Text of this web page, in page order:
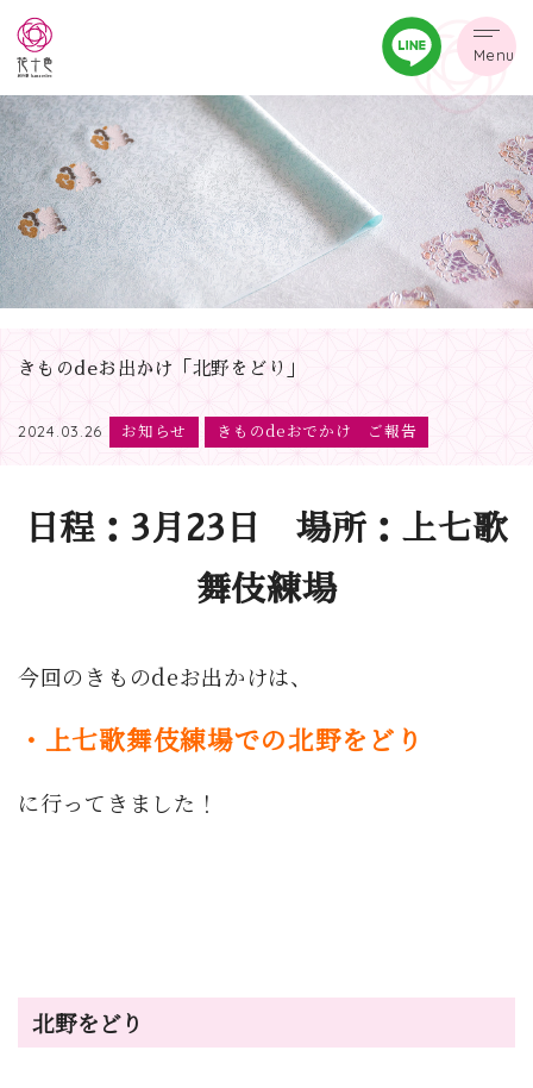
Menu
きものdeお出かけ「北野をどり」
2024.03.26 お知らせ きものdeおでかけ ご報告
日程：3月23日 場所：上七歌
舞伎練場
今回のきものdeお出かけは、
・上七歌舞伎練場での北野をどり
に行ってきました！
北野をどり